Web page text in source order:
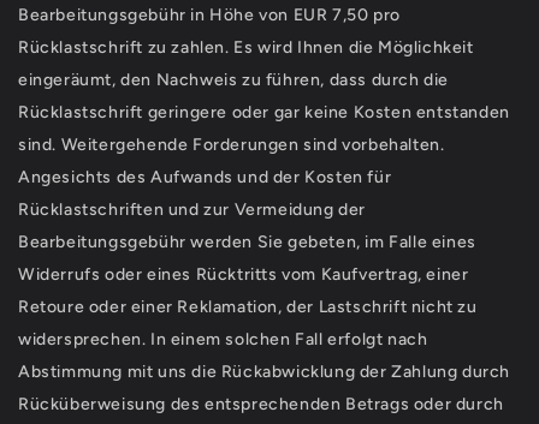
Bearbeitungsgebühr in Höhe von EUR 7,50 pro
Rücklastschrift zu zahlen. Es wird Ihnen die Möglichkeit
eingeräumt, den Nachweis zu führen, dass durch die
Rücklastschrift geringere oder gar keine Kosten entstanden
sind. Weitergehende Forderungen sind vorbehalten.
Angesichts des Aufwands und der Kosten für
Rücklastschriften und zur Vermeidung der
Bearbeitungsgebühr werden Sie gebeten, im Falle eines
Widerrufs oder eines Rücktritts vom Kaufvertrag, einer
Retoure oder einer Reklamation, der Lastschrift nicht zu
widersprechen. In einem solchen Fall erfolgt nach
Abstimmung mit uns die Rückabwicklung der Zahlung durch
Rücküberweisung des entsprechenden Betrags oder durch